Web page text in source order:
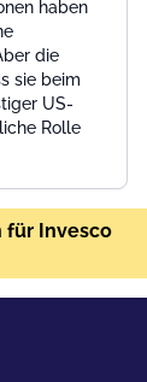
haben
die
sie beim
US-
Rolle
für Invesco